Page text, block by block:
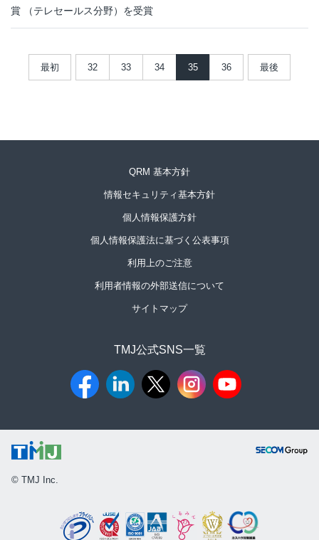
賞 （テレセールス分野）を受賞
最初 32 33 34 35 36 最後
QRM 基本方針
情報セキュリティ基本方針
個人情報保護方針
個人情報保護法に基づく公表事項
利用上のご注意
利用者情報の外部送信について
サイトマップ
TMJ公式SNS一覧​
© TMJ Inc.